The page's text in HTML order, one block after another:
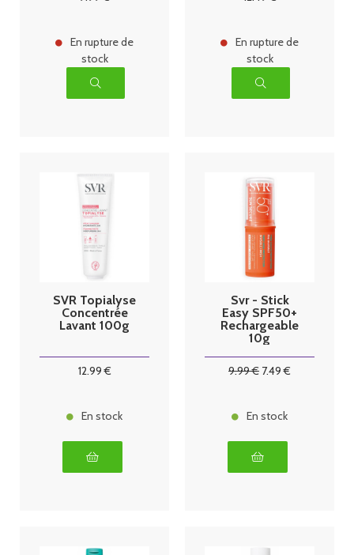
En rupture de
stock
En rupture de
stock
SVR Topialyse
Concentrée
Lavant 100g
12.99€
En stock
Svr - Stick
Easy SPF50+
Rechargeable
10g
9.99€ 7.49 €
En stock